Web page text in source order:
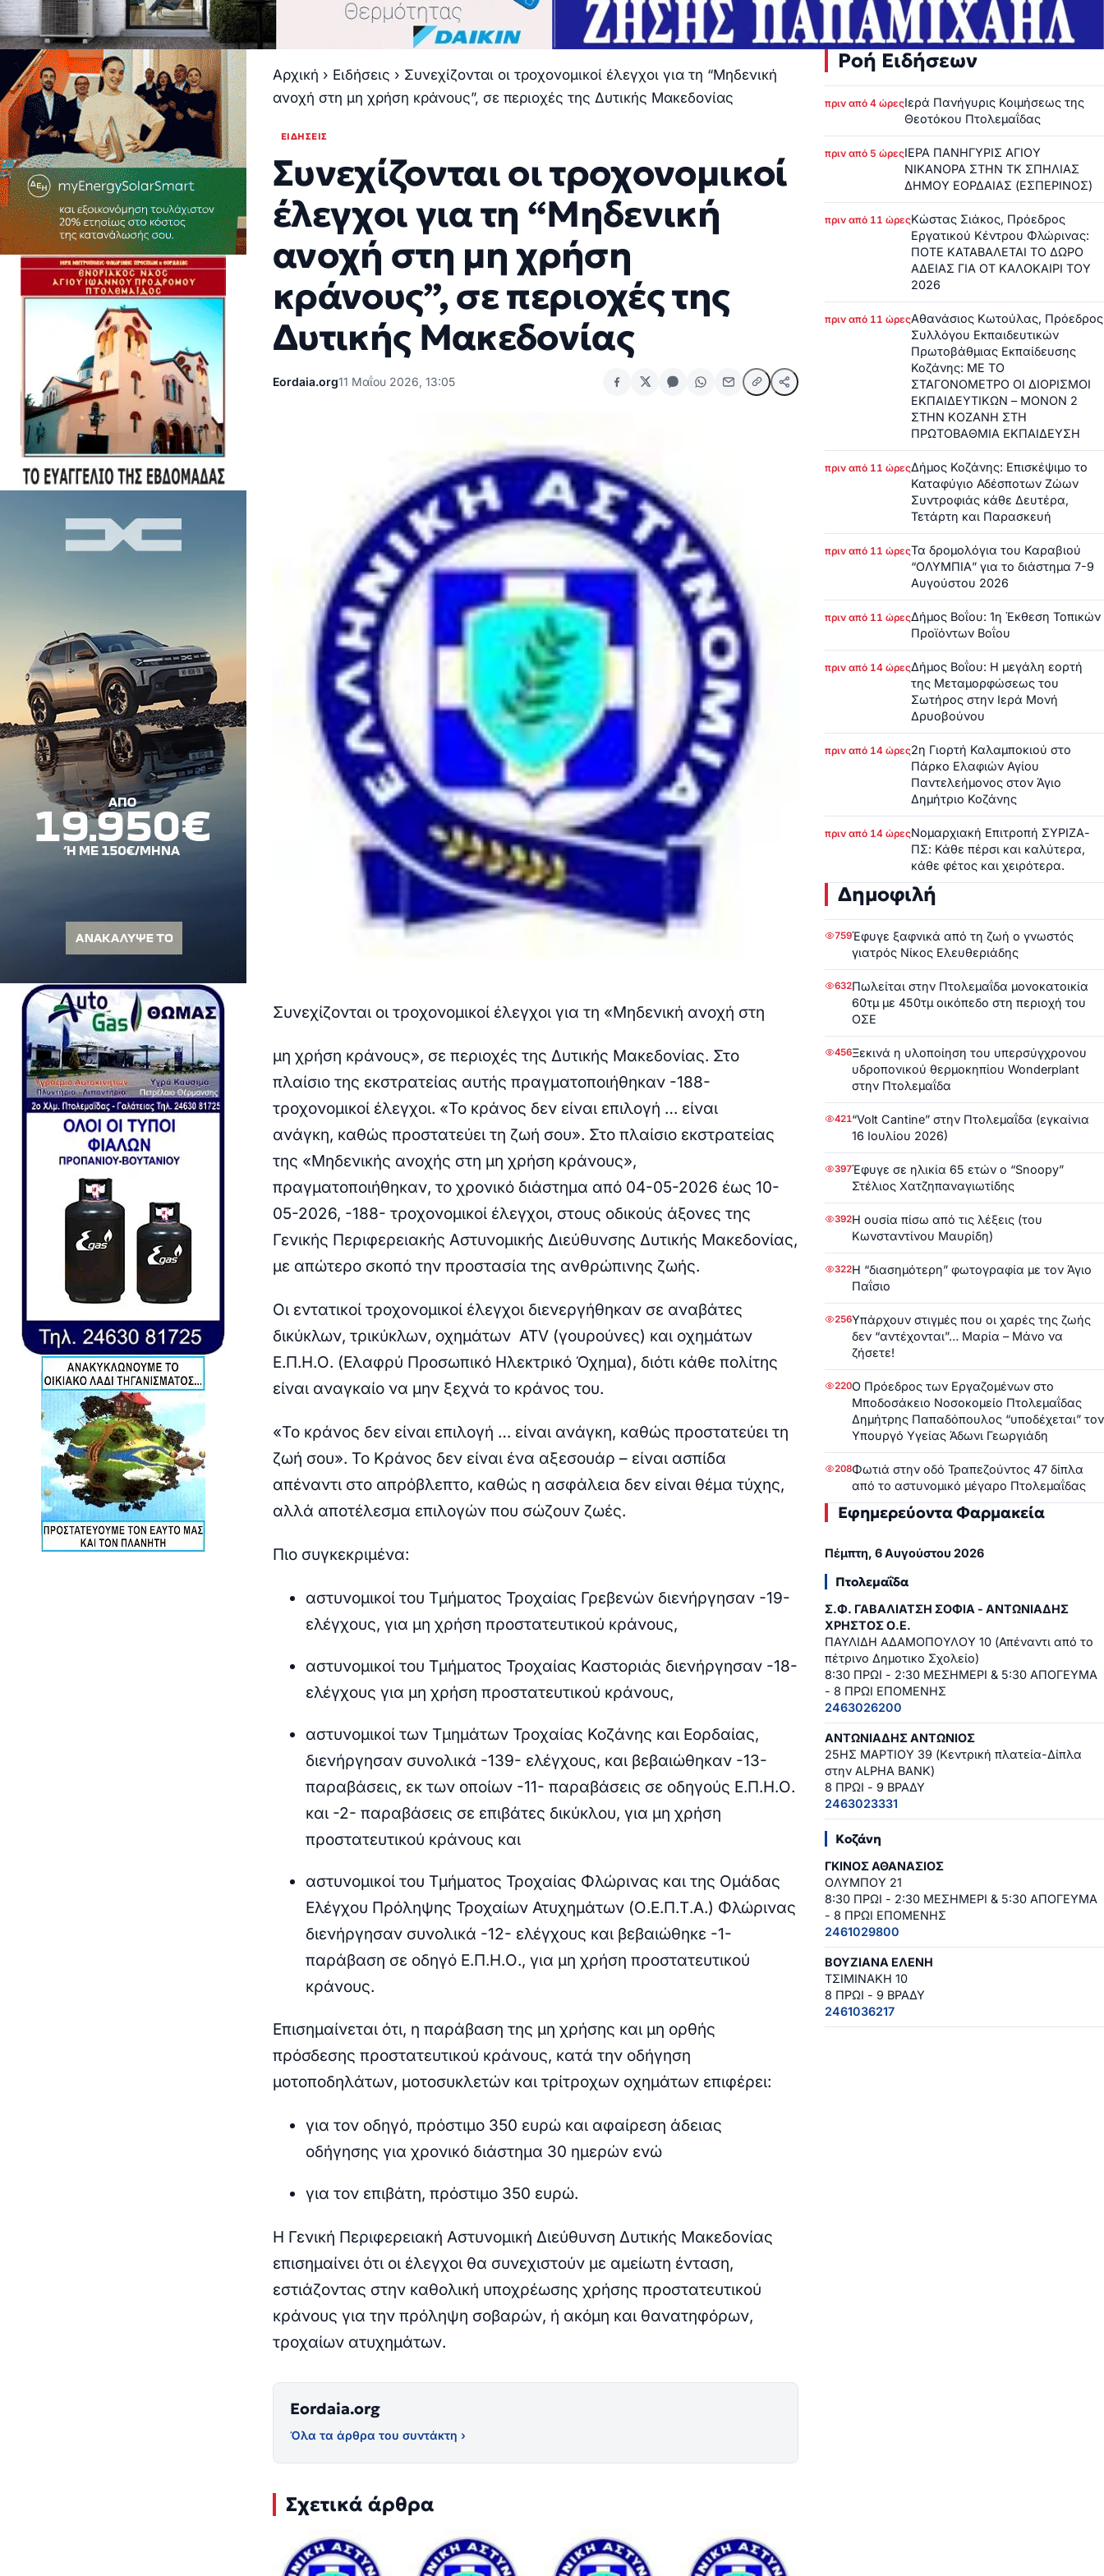
Αρχική › Ειδήσεις › Συνεχίζονται οι τροχονομικοί έλεγχοι για τη “Μηδενική
ανοχή στη μη χρήση κράνους”, σε περιοχές της Δυτικής Μακεδονίας
ΕΙΔΉΣΕΙΣ
Συνεχίζονται οι τροχονομικοί
έλεγχοι για τη “Μηδενική
ανοχή στη μη χρήση
κράνους”, σε περιοχές της
Δυτικής Μακεδονίας
Eordaia.org11 Μαΐου 2026, 13:05
Συνεχίζονται οι τροχονομικοί έλεγχοι για τη «Μηδενική ανοχή στη
μη χρήση κράνους», σε περιοχές της Δυτικής Μακεδονίας. Στο
πλαίσιο της εκστρατείας αυτής πραγματοποιήθηκαν -188-
τροχονομικοί έλεγχοι. «To κράνος δεν είναι επιλογή … είναι
ανάγκη, καθώς προστατεύει τη ζωή σου». Στο πλαίσιο εκστρατείας
της «Μηδενικής ανοχής στη μη χρήση κράνους»,
πραγματοποιήθηκαν, το χρονικό διάστημα από 04-05-2026 έως 10-
05-2026, -188- τροχονομικοί έλεγχοι, στους οδικούς άξονες της
Γενικής Περιφερειακής Αστυνομικής Διεύθυνσης Δυτικής Μακεδονίας,
με απώτερο σκοπό την προστασία της ανθρώπινης ζωής.
Οι εντατικοί τροχονομικοί έλεγχοι διενεργήθηκαν σε αναβάτες
δικύκλων, τρικύκλων, οχημάτων ATV (γουρούνες) και οχημάτων
Ε.Π.Η.Ο. (Ελαφρύ Προσωπικό Ηλεκτρικό Όχημα), διότι κάθε πολίτης
είναι αναγκαίο να μην ξεχνά το κράνος του.
«Το κράνος δεν είναι επιλογή … είναι ανάγκη, καθώς προστατεύει τη
ζωή σου». Το Κράνος δεν είναι ένα αξεσουάρ – είναι ασπίδα
απέναντι στο απρόβλεπτο, καθώς η ασφάλεια δεν είναι θέμα τύχης,
αλλά αποτέλεσμα επιλογών που σώζουν ζωές.
Πιο συγκεκριμένα:
αστυνομικοί του Τμήματος Τροχαίας Γρεβενών διενήργησαν -19-
ελέγχους, για μη χρήση προστατευτικού κράνους,
αστυνομικοί του Τμήματος Τροχαίας Καστοριάς διενήργησαν -18-
ελέγχους για μη χρήση προστατευτικού κράνους,
αστυνομικοί των Τμημάτων Τροχαίας Κοζάνης και Εορδαίας,
διενήργησαν συνολικά -139- ελέγχους, και βεβαιώθηκαν -13-
παραβάσεις, εκ των οποίων -11- παραβάσεις σε οδηγούς Ε.Π.Η.Ο.
και -2- παραβάσεις σε επιβάτες δικύκλου, για μη χρήση
προστατευτικού κράνους και
αστυνομικοί του Τμήματος Τροχαίας Φλώρινας και της Ομάδας
Ελέγχου Πρόληψης Τροχαίων Ατυχημάτων (Ο.Ε.Π.Τ.Α.) Φλώρινας
διενήργησαν συνολικά -12- ελέγχους και βεβαιώθηκε -1-
παράβαση σε οδηγό Ε.Π.Η.Ο., για μη χρήση προστατευτικού
κράνους.
Επισημαίνεται ότι, η παράβαση της μη χρήσης και μη ορθής
πρόσδεσης προστατευτικού κράνους, κατά την οδήγηση
μοτοποδηλάτων, μοτοσυκλετών και τρίτροχων οχημάτων επιφέρει:
για τον οδηγό, πρόστιμο 350 ευρώ και αφαίρεση άδειας
οδήγησης για χρονικό διάστημα 30 ημερών ενώ
για τον επιβάτη, πρόστιμο 350 ευρώ.
Η Γενική Περιφερειακή Αστυνομική Διεύθυνση Δυτικής Μακεδονίας
επισημαίνει ότι οι έλεγχοι θα συνεχιστούν με αμείωτη ένταση,
εστιάζοντας στην καθολική υποχρέωσης χρήσης προστατευτικού
κράνους για την πρόληψη σοβαρών, ή ακόμη και θανατηφόρων,
τροχαίων ατυχημάτων.
Eordaia.org
Όλα τα άρθρα του συντάκτη ›
Σχετικά άρθρα
Ροή Ειδήσεων
πριν από 4 ώρεςΙερά Πανήγυρις Κοιμήσεως της
Θεοτόκου Πτολεμαΐδας
πριν από 5 ώρεςΙΕΡΑ ΠΑΝΗΓΥΡΙΣ ΑΓΙΟΥ
ΝΙΚΑΝΟΡΑ ΣΤΗΝ ΤΚ ΣΠΗΛΙΑΣ
ΔΗΜΟΥ ΕΟΡΔΑΙΑΣ (ΕΣΠΕΡΙΝΟΣ)
πριν από 11 ώρεςΚώστας Σιάκος, Πρόεδρος
Εργατικού Κέντρου Φλώρινας:
ΠΟΤΕ ΚΑΤΑΒΑΛΕΤΑΙ ΤΟ ΔΩΡΟ
ΑΔΕΙΑΣ ΓΙΑ ΟΤ ΚΑΛΟΚΑΙΡΙ ΤΟΥ
2026
πριν από 11 ώρεςΑθανάσιος Κωτούλας, Πρόεδρος
Συλλόγου Εκπαιδευτικών
Πρωτοβάθμιας Εκπαίδευσης
Κοζάνης: ΜΕ ΤΟ
ΣΤΑΓΟΝΟΜΕΤΡΟ ΟΙ ΔΙΟΡΙΣΜΟΙ
ΕΚΠΑΙΔΕΥΤΙΚΩΝ – ΜΟΝΟΝ 2
ΣΤΗΝ ΚΟΖΑΝΗ ΣΤΗ
ΠΡΩΤΟΒΑΘΜΙΑ ΕΚΠΑΙΔΕΥΣΗ
πριν από 11 ώρεςΔήμος Κοζάνης: Επισκέψιμο το
Καταφύγιο Αδέσποτων Ζώων
Συντροφιάς κάθε Δευτέρα,
Τετάρτη και Παρασκευή
πριν από 11 ώρεςΤα δρομολόγια του Καραβιού
“ΟΛΥΜΠΙΑ” για το διάστημα 7-9
Αυγούστου 2026
πριν από 11 ώρεςΔήμος Βοΐου: 1η Έκθεση Τοπικών
Προϊόντων Βοΐου
πριν από 14 ώρεςΔήμος Βοΐου: Η μεγάλη εορτή
της Μεταμορφώσεως του
Σωτήρος στην Ιερά Μονή
Δρυοβούνου
πριν από 14 ώρες2η Γιορτή Καλαμποκιού στο
Πάρκο Ελαφιών Αγίου
Παντελεήμονος στον Άγιο
Δημήτριο Κοζάνης
πριν από 14 ώρεςΝομαρχιακή Επιτροπή ΣΥΡΙΖΑ-
ΠΣ: Κάθε πέρσι και καλύτερα,
κάθε φέτος και χειρότερα.
Δημοφιλή
759Έφυγε ξαφνικά από τη ζωή ο γνωστός
γιατρός Νίκος Ελευθεριάδης
632Πωλείται στην Πτολεμαΐδα μονοκατοικία
60τμ με 450τμ οικόπεδο στη περιοχή του
ΟΣΕ
456Ξεκινά η υλοποίηση του υπερσύγχρονου
υδροπονικού θερμοκηπίου Wonderplant
στην Πτολεμαΐδα
421“Volt Cantine” στην Πτολεμαΐδα (εγκαίνια
16 Ιουλίου 2026)
397Έφυγε σε ηλικία 65 ετών ο “Snoopy”
Στέλιος Χατζηπαναγιωτίδης
392Η ουσία πίσω από τις λέξεις (του
Κωνσταντίνου Μαυρίδη)
322Η “διασημότερη” φωτογραφία με τον Άγιο
Παΐσιο
256Υπάρχουν στιγμές που οι χαρές της ζωής
δεν “αντέχονται”… Μαρία – Μάνο να
ζήσετε!
220Ο Πρόεδρος των Εργαζομένων στο
Μποδοσάκειο Νοσοκομείο Πτολεμαΐδας
Δημήτρης Παπαδόπουλος “υποδέχεται” τον
Υπουργό Υγείας Άδωνι Γεωργιάδη
208Φωτιά στην οδό Τραπεζούντος 47 δίπλα
από το αστυνομικό μέγαρο Πτολεμαΐδας
Εφημερεύοντα Φαρμακεία
Πέμπτη, 6 Αυγούστου 2026
Πτολεμαΐδα
Σ.Φ. ΓΑΒΑΛΙΑΤΣΗ ΣΟΦΙΑ - ΑΝΤΩΝΙΑΔΗΣ
ΧΡΗΣΤΟΣ Ο.Ε.
ΠΑΥΛΙΔΗ ΑΔΑΜΟΠΟΥΛΟΥ 10 (Απέναντι από το
πέτρινο Δημοτικο Σχολείο)
8:30 ΠΡΩΙ - 2:30 ΜΕΣΗΜΕΡΙ & 5:30 ΑΠΟΓΕΥΜΑ
- 8 ΠΡΩΙ ΕΠΟΜΕΝΗΣ
2463026200
ΑΝΤΩΝΙΑΔΗΣ ΑΝΤΩΝΙΟΣ
25ΗΣ ΜΑΡΤΙΟΥ 39 (Κεντρική πλατεία-Δίπλα
στην ALPHA BANK)
8 ΠΡΩΙ - 9 ΒΡΑΔΥ
2463023331
Κοζάνη
ΓΚΙΝΟΣ ΑΘΑΝΑΣΙΟΣ
ΟΛΥΜΠΟΥ 21
8:30 ΠΡΩΙ - 2:30 ΜΕΣΗΜΕΡΙ & 5:30 ΑΠΟΓΕΥΜΑ
- 8 ΠΡΩΙ ΕΠΟΜΕΝΗΣ
2461029800
ΒΟΥΖΙΑΝΑ ΕΛΕΝΗ
ΤΣΙΜΙΝΑΚΗ 10
8 ΠΡΩΙ - 9 ΒΡΑΔΥ
2461036217